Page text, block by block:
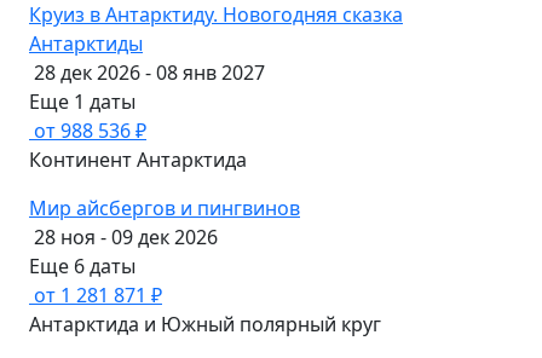
Круиз в Антарктиду. Новогодняя сказка
Антарктиды
28 дек 2026 - 08 янв 2027
Еще 1 даты
от 988 536 ₽
Континент Антарктида
Мир айсбергов и пингвинов
28 ноя - 09 дек 2026
Еще 6 даты
от 1 281 871 ₽
Антарктида и Южный полярный круг